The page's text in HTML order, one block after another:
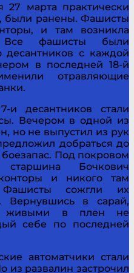
марта практически
были ранены. Фашисты
и там возникла
Все фашисты были
с каждой
в последней 18-й
отравляющие
десантников стали
Вечером в одной из
но не выпустил из рук
добраться до
Под покровом
Бочкович
и никого там
сожгли их
Вернувшись в сарай,
живыми в плен не
себе по последней
автоматчики стали
из развалин застрочил